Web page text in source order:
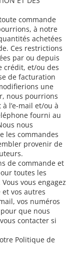
commande
à notre
achetées
Ces restrictions
par ou depuis
crédit, et/ou des
de facturation
une
nous pourrions
l’e-mail et/ou à
fourni au
nous
les commandes
provenir de
de commande et
toutes les
vous engagez
vos autres
vos numéros
que nous
contacter si
Politique de